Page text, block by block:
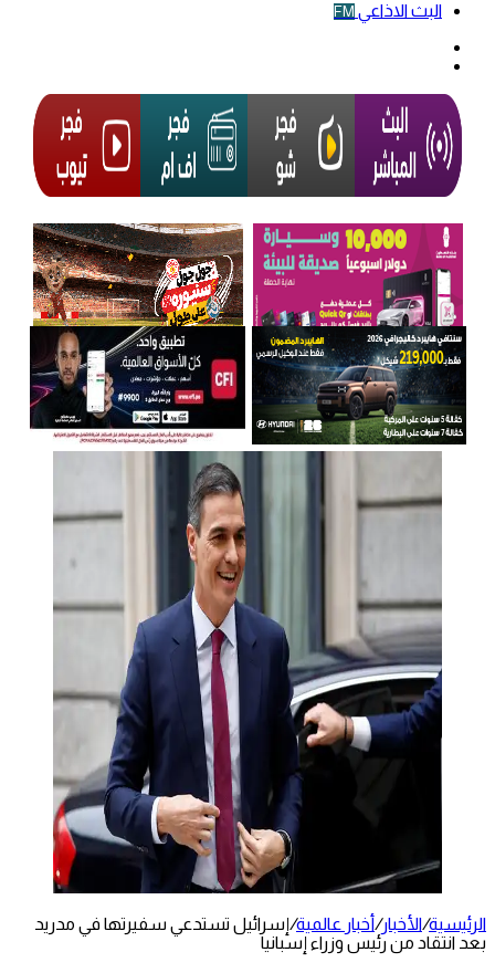
البث الاذاعي FM
الرئيسية/الأخبار/أخبار عالمية/إسرائيل تستدعي سفيرتها في مدريد
بعد انتقاد من رئيس وزراء إسبانيا